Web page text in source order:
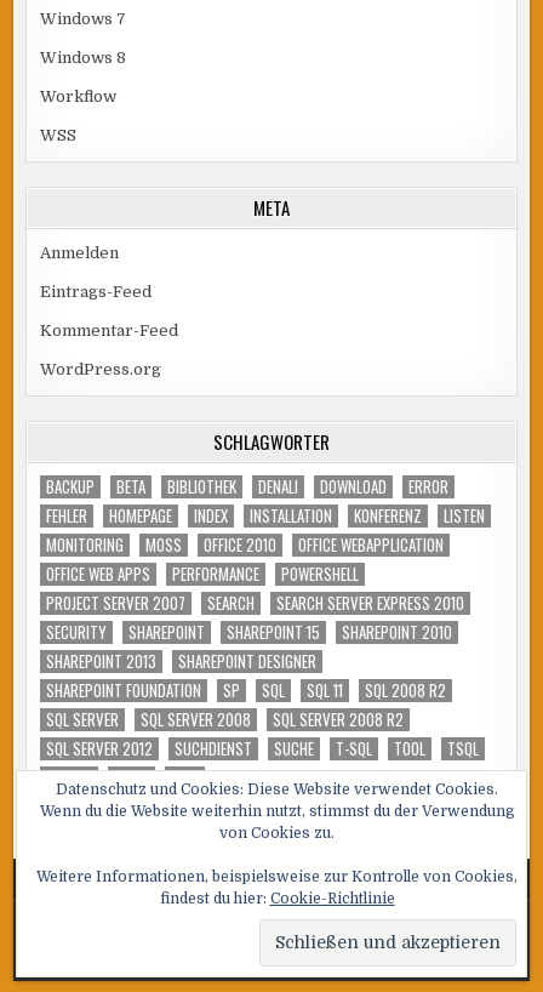
Datenschutz und Cookies: Diese Website verwendet Cookies.
Wenn du die Website weiterhin nutzt, stimmst du der Verwendung
von Cookies zu.
Weitere Informationen, beispielsweise zur Kontrolle von Cookies,
findest du hier: Cookie-Richtlinie
Windows 7
Windows 8
Workflow
WSS
META
Anmelden
Eintrags-Feed
Kommentar-Feed
WordPress.org
SCHLAGWÖRTER
BACKUP BETA BIBLIOTHEK DENALI DOWNLOAD
ERROR
FEHLER
HOMEPAGE INDEX INSTALLATION KONFERENZ
LISTEN
MONITORING
MOSS OFFICE 2010
OFFICE WEBAPPLICATION
OFFICE WEB APPS
PERFORMANCE
POWERSHELL
PROJECT SERVER 2007
SEARCH
SEARCH SERVER EXPRESS 2010
SECURITY
SHAREPOINT SHAREPOINT 15
SHAREPOINT 2010
SHAREPOINT 2013
SHAREPOINT DESIGNER
SHAREPOINT FOUNDATION
SP SQL SQL 11
SQL 2008 R2
SQL SERVER
SQL SERVER 2008
SQL SERVER 2008 R2
SQL SERVER 2012
SUCHDIENST SUCHE T-SQL TOOL
TSQL
TUNING
VIDEO WSS
Copyright © 2026 SQL, Sharepoint und Co